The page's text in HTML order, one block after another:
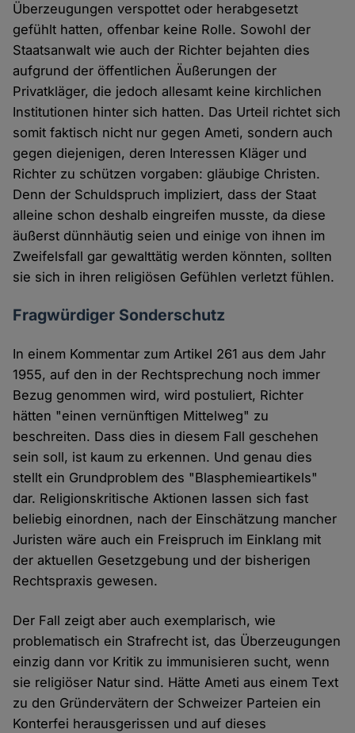
Überzeugungen verspottet oder herabgesetzt
gefühlt hatten, offenbar keine Rolle. Sowohl der
Staatsanwalt wie auch der Richter bejahten dies
aufgrund der öffentlichen Äußerungen der
Privatkläger, die jedoch allesamt keine kirchlichen
Institutionen hinter sich hatten. Das Urteil richtet sich
somit faktisch nicht nur gegen Ameti, sondern auch
gegen diejenigen, deren Interessen Kläger und
Richter zu schützen vorgaben: gläubige Christen.
Denn der Schuldspruch impliziert, dass der Staat
alleine schon deshalb eingreifen musste, da diese
äußerst dünnhäutig seien und einige von ihnen im
Zweifelsfall gar gewalttätig werden könnten, sollten
sie sich in ihren religiösen Gefühlen verletzt fühlen.
Fragwürdiger Sonderschutz
In einem Kommentar zum Artikel 261 aus dem Jahr
1955, auf den in der Rechtsprechung noch immer
Bezug genommen wird, wird postuliert, Richter
hätten "einen vernünftigen Mittelweg" zu
beschreiten. Dass dies in diesem Fall geschehen
sein soll, ist kaum zu erkennen. Und genau dies
stellt ein Grundproblem des "Blasphemieartikels"
dar. Religionskritische Aktionen lassen sich fast
beliebig einordnen, nach der Einschätzung mancher
Juristen wäre auch ein Freispruch im Einklang mit
der aktuellen Gesetzgebung und der bisherigen
Rechtspraxis gewesen.
Der Fall zeigt aber auch exemplarisch, wie
problematisch ein Strafrecht ist, das Überzeugungen
einzig dann vor Kritik zu immunisieren sucht, wenn
sie religiöser Natur sind. Hätte Ameti aus einem Text
zu den Gründervätern der Schweizer Parteien ein
Konterfei herausgerissen und auf dieses